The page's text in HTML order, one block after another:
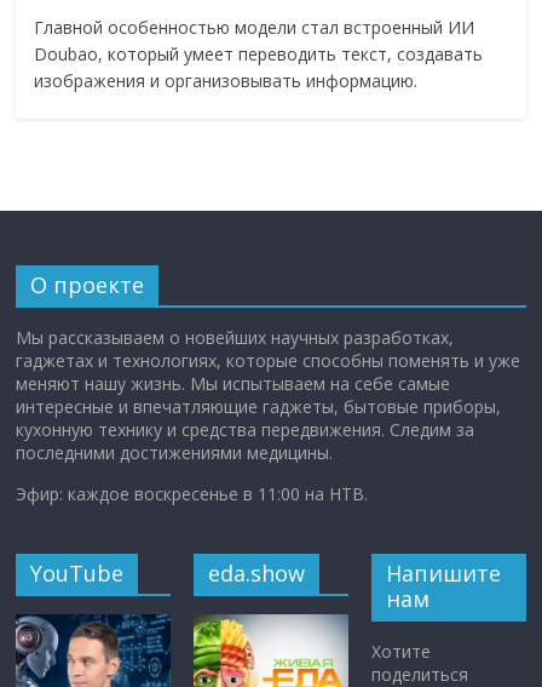
Главной особенностью модели стал встроенный ИИ
Doubao, который умеет переводить текст, создавать
изображения и организовывать информацию.
О проекте
Мы рассказываем о новейших научных разработках,
гаджетах и технологиях, которые способны поменять и уже
меняют нашу жизнь. Мы испытываем на себе самые
интересные и впечатляющие гаджеты, бытовые приборы,
кухонную технику и средства передвижения. Следим за
последними достижениями медицины.
Эфир: каждое воскресенье в 11:00 на НТВ.
YouTube eda.show
Напишите
нам
Хотите
поделиться